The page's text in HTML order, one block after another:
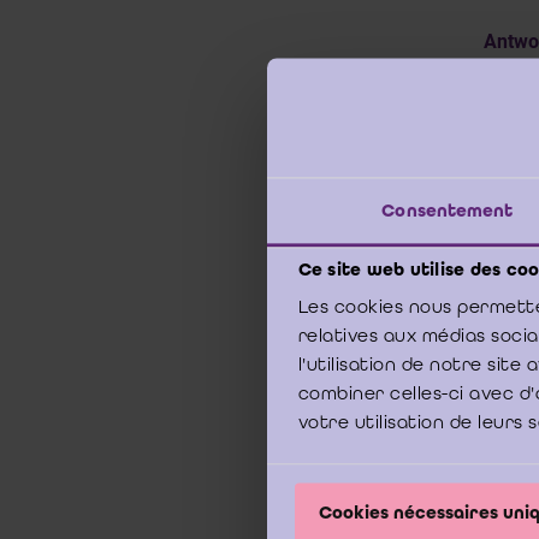
Consentement
Ce site web utilise des
Les cookies nous
relatives aux médias
l'utilisation de notre site
combiner celles-ci avec
votre utilisation de leurs
Cookies nécessaires
het